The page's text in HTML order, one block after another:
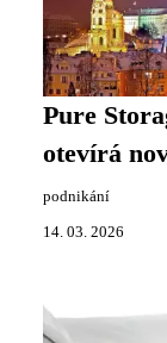
Pure
otevírá
podnikání
14. 03. 2026